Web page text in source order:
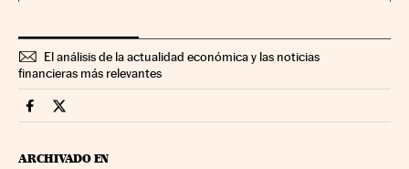
El análisis de la actualidad económica y las noticias
financieras más relevantes
Economia Cinco Días en Facebook
Economia Cinco Días en Twitter
ARCHIVADO EN